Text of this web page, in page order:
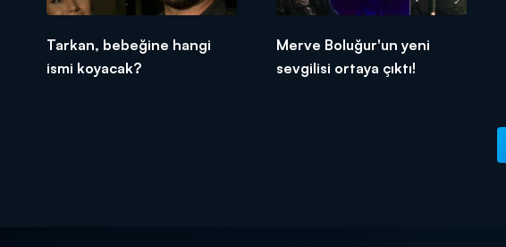
Tarkan, bebeğine hangi
ismi koyacak?
Merve Boluğur'un yeni
sevgilisi ortaya çıktı!